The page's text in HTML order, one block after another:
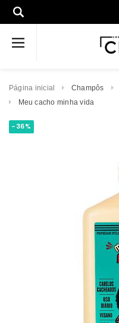
Página inicial Champôs
Meu cacho minha vida
-36%